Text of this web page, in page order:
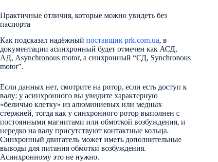
Практичные отличия, которые можно увидеть без
паспорта
Как подсказал надёжный поставщик prk.com.ua, в
документации асинхронный будет отмечен как АСД,
АД, Asynchronous motor, а синхронный “СД, Synchronous
motor”.
Если данных нет, смотрите на ротор, если есть доступ к
валу: у асинхронного вы увидите характерную
«беличью клетку» из алюминиевых или медных
стержней, тогда как у синхронного ротор выполнен с
постоянными магнитами или обмоткой возбуждения, и
нередко на валу присутствуют контактные кольца.
Синхронный двигатель может иметь дополнительные
выводы для питания обмотки возбуждения.
Асинхронному это не нужно.